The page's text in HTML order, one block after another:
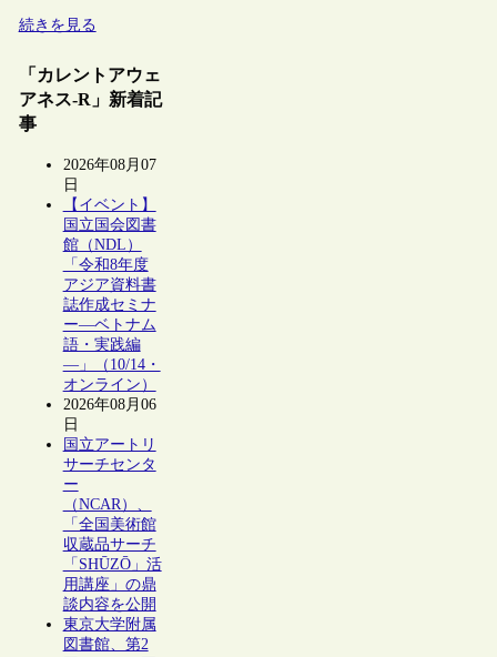
続きを見る
「カレントアウェ
アネス-R」新着記
事
2026年08月07
日
【イベント】
国立国会図書
館（NDL）
「令和8年度
アジア資料書
誌作成セミナ
ー―ベトナム
語・実践編
―」（10/14・
オンライン）
2026年08月06
日
国立アートリ
サーチセンタ
ー
（NCAR）、
「全国美術館
収蔵品サーチ
「SHŪZŌ」活
用講座」の鼎
談内容を公開
東京大学附属
図書館、第2